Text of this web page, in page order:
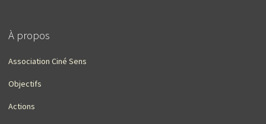
À propos
Association Ciné Sens
Objectifs
Actions